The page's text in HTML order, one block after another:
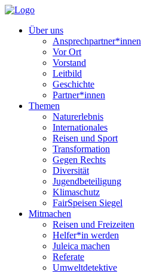
Über uns
Ansprechpartner*innen
Vor Ort
Vorstand
Leitbild
Geschichte
Partner*innen
Themen
Naturerlebnis
Internationales
Reisen und Sport
Transformation
Gegen Rechts
Diversität
Jugendbeteiligung
Klimaschutz
FairSpeisen Siegel
Mitmachen
Reisen und Freizeiten
Helfer*in werden
Juleica machen
Referate
Umweltdetektive